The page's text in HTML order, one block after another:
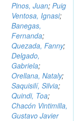
Pinos, Juan; Puig
Ventosa, Ignasi;
Banegas,
Fernanda;
Quezada, Fanny;
Delgado,
Gabriela;
Orellana, Nataly;
Saquisilí, Silvia;
Quindi, Toa;
Chacón Vintimilla,
Gustavo Javier